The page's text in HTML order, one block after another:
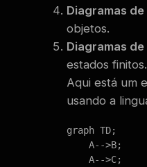
Diagramas de
objetos.
Diagramas
estados finitos.
Aqui está um
usando a
graph TD;
    A-->B;
    A-->C;